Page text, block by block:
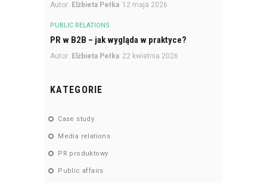
Autor: Elżbieta Pełka 12 maja 2026
PUBLIC RELATIONS
PR w B2B – jak wygląda w praktyce?
Autor: Elżbieta Pełka 22 kwietnia 2026
KATEGORIE
Case study
Media relations
PR produktowy
Public affairs